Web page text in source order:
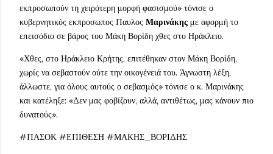
εκπροσωπούν τη χειρότερη μορφή φασισμού» τόνισε ο
κυβερνητικός εκπροσωπος Παυλος Μαρινάκης με αφορμή το
επεισόδιο σε βάρος του Μάκη Βορίδη χθες στο Ηράκλειο.
«Χθες, στο Ηράκλειο Κρήτης, επιτέθηκαν στον Μάκη Βορίδη,
χωρίς να σεβαστούν ούτε την οικογένειά του. Άγνωστη λέξη,
άλλωστε, για όλους αυτούς ο σεβασμός» τόνισε ο κ. Μαρινάκης
και κατέληξε: «Δεν μας φοβίζουν, αλλά, αντιθέτως, μας κάνουν πιο
δυνατούς».
#ΠΑΣΟΚ #ΕΠΙΘΕΣΗ #ΜΑΚΗΣ_ΒΟΡΙΔΗΣ